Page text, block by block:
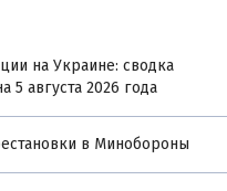
на Украине: сводка
августа 2026 года
в Минобороны